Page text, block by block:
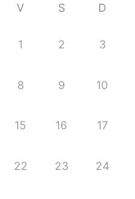
V S D
1 2 3
8 9 10
15 16 17
22 23 24